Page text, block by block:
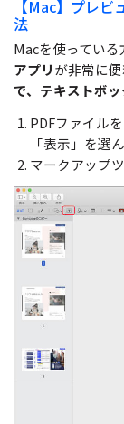
【Mac】プレ
法
Macを使ってい
アプリが非常に便
で、テキストボ
PDFファイル
「表示」を選
マークアップ